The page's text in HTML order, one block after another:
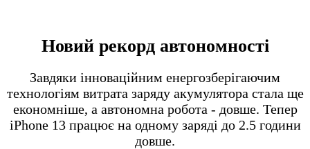
Новий рекорд автономності
Завдяки інноваційним енергозберігаючим
технологіям витрата заряду акумулятора стала ще
економніше, а автономна робота - довше. Тепер
iPhone 13 працює на одному заряді до 2.5 години
довше.